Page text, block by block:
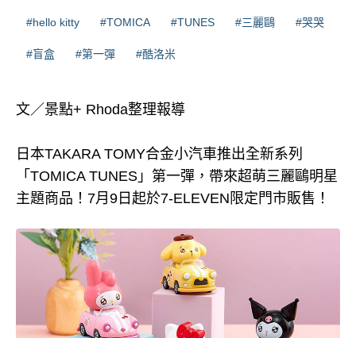
#hello kitty #TOMICA #TUNES #三麗鷗 #哭哭
#盲盒 #第一彈 #酷洛米
文／景點+ Rhoda整理報導
日本TAKARA TOMY合金小汽車推出全新系列
「TOMICA TUNES」第一彈，帶來超萌三麗鷗明星
主題商品！7月9日起於7-ELEVEN限定門市販售！